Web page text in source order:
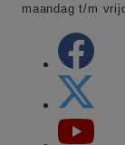
maandag t/m